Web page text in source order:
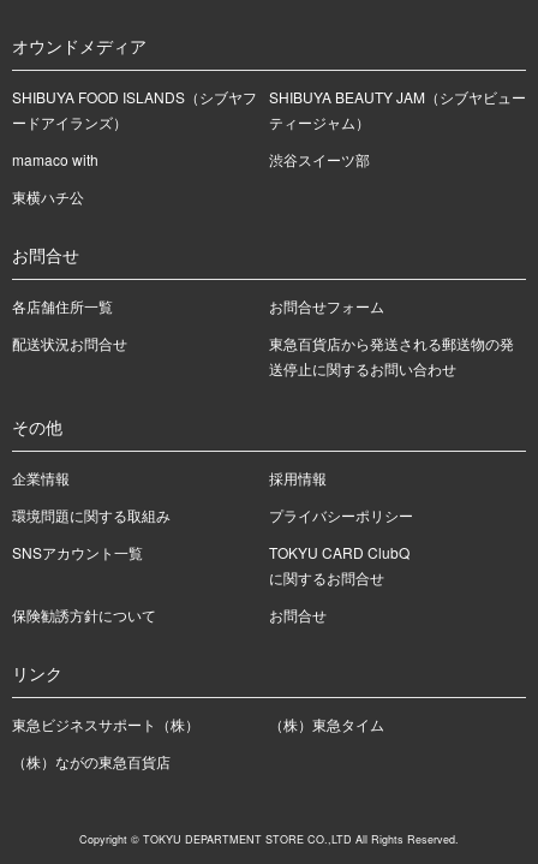
オウンドメディア
SHIBUYA FOOD ISLANDS（シブヤフ
ードアイランズ）
SHIBUYA BEAUTY JAM（シブヤビュー
ティージャム）
mamaco with
渋谷スイーツ部
東横ハチ公
お問合せ
各店舗住所一覧
お問合せフォーム
配送状況お問合せ
東急百貨店から発送される郵送物の発
送停止に関するお問い合わせ
その他
企業情報
採用情報
環境問題に関する取組み
プライバシーポリシー
SNSアカウント一覧
TOKYU CARD ClubQ
に関するお問合せ
保険勧誘方針について
お問合せ
リンク
東急ビジネスサポート（株）
（株）東急タイム
（株）ながの東急百貨店
Copyright © TOKYU DEPARTMENT STORE CO.,LTD All Rights Reserved.